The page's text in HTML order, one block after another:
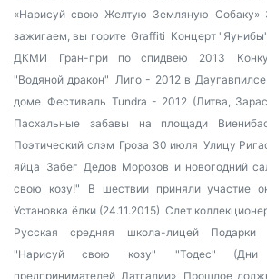
«Нарисуй свою Желтую Земляную Собаку»
зажигаем, вы горите Graffiti Концерт
ДКМИ
Гран-при по спидвею 2013
"Водяной дракон" Лиго - 2012 в Даугавпилсе
доме Фестиваль Tundra - 2012 (Литва,
Пасхальные забавы на площади
Поэтический слэм Гроза 30 июля Улицу
яйца Забег Дедов Морозов и новогодний
свою козу!"
В шествии приняли участие
Установка ёлки (24.11.2015) Слет
Русская средняя школа-лицей Подарки
"Нарисуй свою козу"
"Тодес" (Дни
предпринимателей Латгалии»
Прошлое